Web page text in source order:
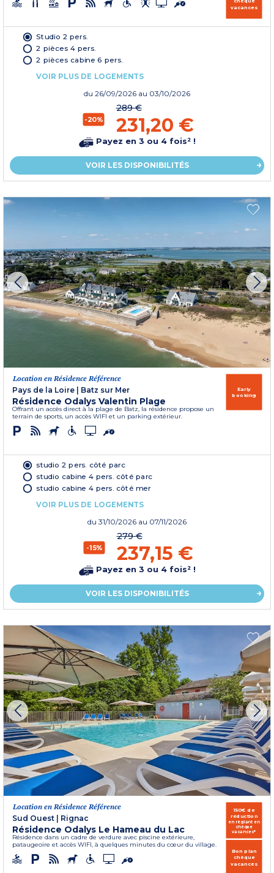
vacances
Studio 2 pers.
2 pièces 4 pers.
2 pièces cabine 6 pers.
VOIR PLUS DE LOGEMENTS
du 26/09/2026 au 03/10/2026
-20%
289 €
231,20 €
Payez en 3 ou 4 fois² !
VOIR LES DISPONIBILITÉS
Location en Résidence Référence
Pays de la Loire
Batz sur Mer
Résidence Odalys Valentin Plage
Offrant un accès direct à la plage de Batz, la résidence propose un
terrain de sports, un accès WIFI et un parking extérieur.
Early
booking
studio 2 pers. côté parc
studio cabine 4 pers. côté parc
studio cabine 4 pers. côté mer
VOIR PLUS DE LOGEMENTS
du 31/10/2026 au 07/11/2026
-15%
279 €
237,15 €
Payez en 3 ou 4 fois² !
VOIR LES DISPONIBILITÉS
Location en Résidence Référence
Sud Ouest
Rignac
Résidence Odalys Le Hameau du Lac
Résidence dans un cadre de verdure avec piscine extérieure,
pataugeoire et accès WIFI, à quelques minutes du cœur du village.
150€ de
réduction
en réglant en
chèque
vacances*
Bon plan
chèque
vacances